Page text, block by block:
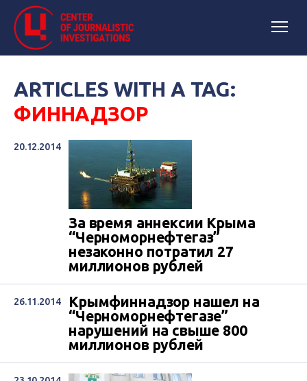
ARTICLES WITH A TAG:
ФИННАДЗОР
20.12.2014
За время аннексии Крыма
“Черноморнефтегаз”
незаконно потратил 27
миллионов рублей
26.11.2014
Крымфиннадзор нашел на
“Черноморнефтегазе”
нарушений на свыше 800
миллионов рублей